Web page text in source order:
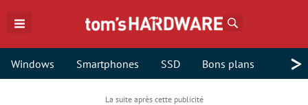
Windows Smartphones SSD Bons plans >